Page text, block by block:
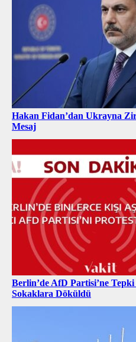
Hakan Fidan’dan Ukrayna
Mesaj
Berlin’de AfD Partisi’ne
Sokaklara Döküldü